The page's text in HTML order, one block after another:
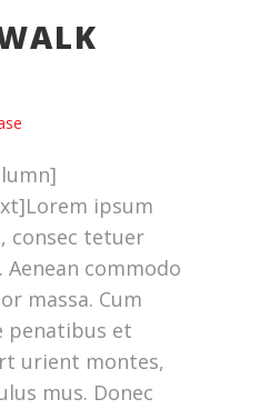
ipsum
consec tetuer
commodo
massa. Cum
penatibus et
urient montes,
mus. Donec